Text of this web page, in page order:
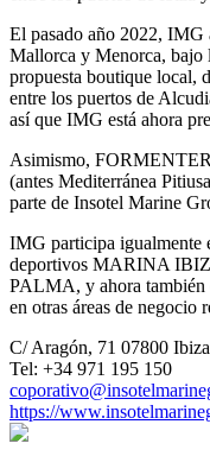
El pasado año 2022, IMG
Mallorca y Menorca,
propuesta boutique local,
entre los puertos de
así que IMG está ahora
Asimismo,
(antes Mediterránea
parte de Insotel Marine
IMG participa igualmente
deportivos MARINA
PALMA, y ahora
en otras áreas de
C/ Aragón, 71 07800 Ibiza
Tel: +34 971 195 150
https://